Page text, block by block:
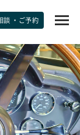
談 ・ご予約